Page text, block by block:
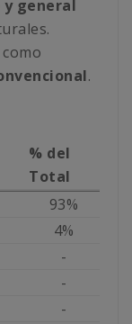
general
.
% del
Total
93%
4%
-
-
-